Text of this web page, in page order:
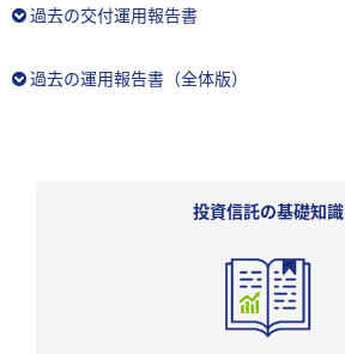
過去の交付運用報告書
過去の運用報告書（全体版）
投資信託の基礎知識